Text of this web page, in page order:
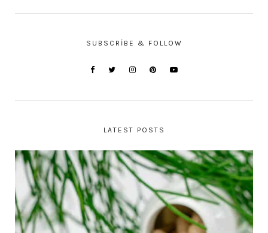
SUBSCRIBE & FOLLOW
LATEST POSTS